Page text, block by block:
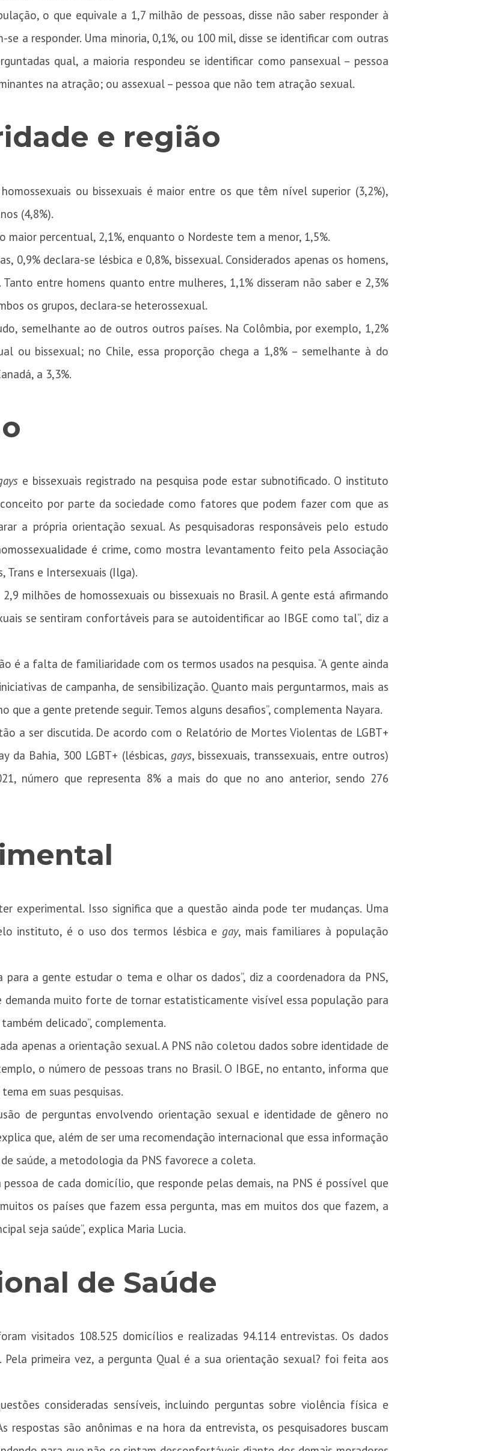
o que equivale a 1,7 milhão de pessoas, disse não saber responder à
a responder. Uma minoria, 0,1%, ou 100 mil, disse se identificar com outras
qual, a maioria respondeu se identificar como pansexual – pessoa
na atração; ou assexual – pessoa que não tem atração sexual.
e região
ou bissexuais é maior entre os que têm nível superior (3,2%),
(4,8%).
maior percentual, 2,1%, enquanto o Nordeste tem a menor, 1,5%.
0,9% declara-se lésbica e 0,8%, bissexual. Considerados apenas os homens,
Tanto entre homens quanto entre mulheres, 1,1% disseram não saber e 2,3%
os grupos, declara-se heterossexual.
semelhante ao de outros outros países. Na Colômbia, por exemplo, 1,2%
ou bissexual; no Chile, essa proporção chega a 1,8% – semelhante à do
a 3,3%.
e bissexuais registrado na pesquisa pode estar subnotificado. O instituto
por parte da sociedade como fatores que podem fazer com que as
a própria orientação sexual. As pesquisadoras responsáveis pelo estudo
é crime, como mostra levantamento feito pela Associação
Trans e Intersexuais (Ilga).
milhões de homossexuais ou bissexuais no Brasil. A gente está afirmando
se sentiram confortáveis para se autoidentificar ao IBGE como tal”, diz a
é a falta de familiaridade com os termos usados na pesquisa. “A gente ainda
de campanha, de sensibilização. Quanto mais perguntarmos, mais as
que a gente pretende seguir. Temos alguns desafios”, complementa Nayara.
a ser discutida. De acordo com o Relatório de Mortes Violentas de LGBT+
da Bahia, 300 LGBT+ (lésbicas, gays, bissexuais, transsexuais, entre outros)
número que representa 8% a mais do que no ano anterior, sendo 276
experimental. Isso significa que a questão ainda pode termudanças. Uma
instituto, é o uso dos termos lésbica e gay, mais familiares à população
para a gente estudar o tema e olhar os dados”, diz a coordenadora da PNS,
demanda muito forte de tornar estatisticamente visível essa população para
delicado”, complementa.
apenas a orientação sexual. A PNS não coletou dados sobre identidade de
o número de pessoas trans no Brasil. O IBGE, no entanto, informa que
em suas pesquisas.
de perguntas envolvendo orientação sexual e identidade de gênero no
que, além de ser uma recomendação internacional que essa informação
saúde, a metodologia da PNS favorece a coleta.
de cada domicílio, que responde pelas demais, na PNS é possível que
os países que fazem essa pergunta, mas em muitos dos que fazem, a
seja saúde”, explica Maria Lucia.
de Saúde
visitados 108.525 domicílios e realizadas 94.114 entrevistas. Os dados
Pela primeira vez, a pergunta Qual é a sua orientação sexual? foi feita aos
consideradas sensíveis, incluindo perguntas sobre violência física e
respostas são anônimas e na hora da entrevista, os pesquisadores buscam